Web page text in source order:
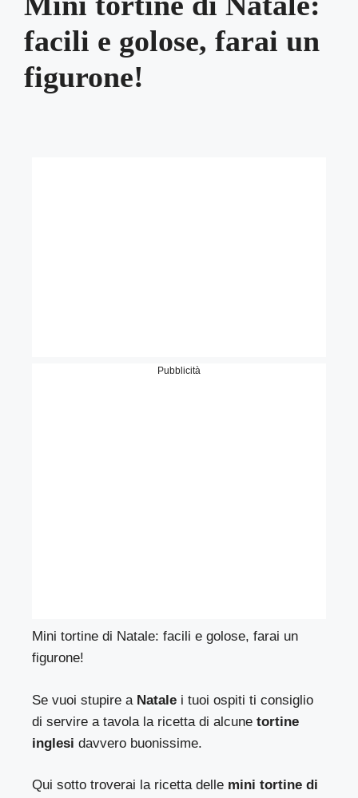
facili e golose, farai un
figurone!
Pubblicità
Mini tortine di Natale: facili e golose, farai un
figurone!
Se vuoi stupire a Natale i tuoi ospiti ti consiglio
di servire a tavola la ricetta di alcunetortine
inglesi davvero buonissime.
Qui sotto troverai la ricetta delle mini tortine di